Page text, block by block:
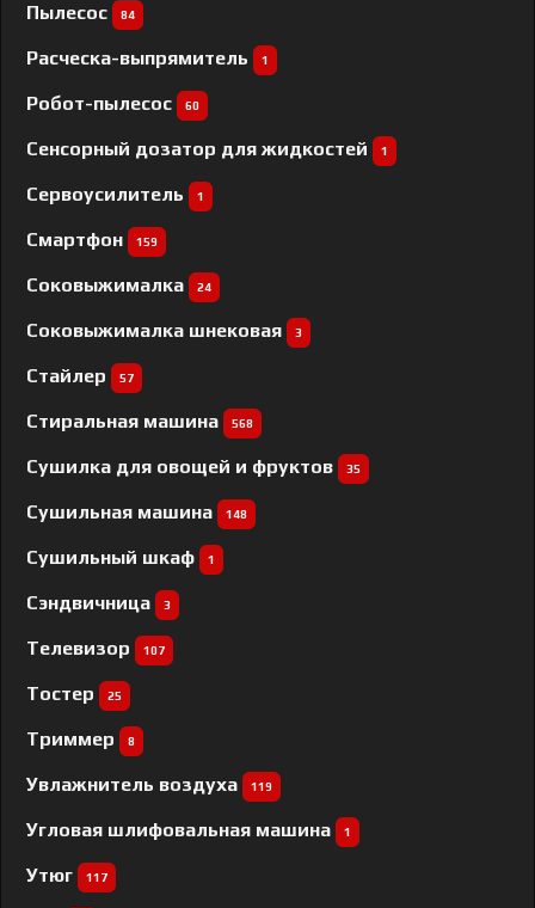
Пылесос 84
Расческа-выпрямитель 1
Робот-пылесос 60
Сенсорный дозатор для жидкостей 1
Сервоусилитель 1
Смартфон 159
Соковыжималка 24
Соковыжималка шнековая 3
Стайлер 57
Стиральная машина 568
Сушилка для овощей и фруктов 35
Сушильная машина 148
Сушильный шкаф 1
Сэндвичница 3
Телевизор 107
Тостер 25
Триммер 8
Увлажнитель воздуха 119
Угловая шлифовальная машина 1
Утюг 117